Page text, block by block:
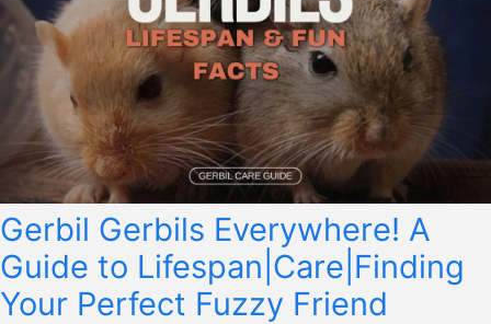
Gerbil Gerbils Everywhere! A
Guide to Lifespan|Care|Finding
Your Perfect Fuzzy Friend